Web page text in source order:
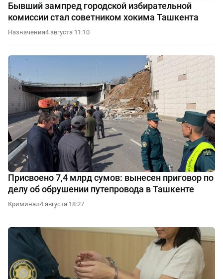
Бывший зампред городской избирательной
комиссии стал советником хокима Ташкента
Назначения4 августа 11:10
Присвоено 7,4 млрд сумов: вынесен приговор по
делу об обрушении путепровода в Ташкенте
Криминал4 августа 18:27